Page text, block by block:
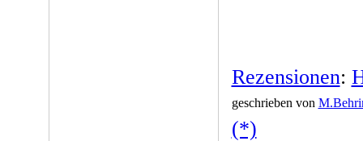
Rezensionen:
geschrieben von
(*)